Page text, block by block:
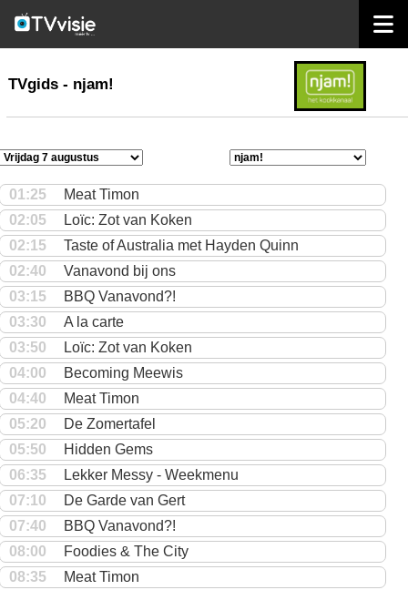
TVgids
TVgids - njam!
01:25
Meat Timon
02:05
Loïc: Zot van Koken
02:15
Taste of Australia met Hayden Quinn
02:40
Vanavond bij ons
03:15
BBQ Vanavond?!
03:30
A la carte
03:50
Loïc: Zot van Koken
04:00
Becoming Meewis
04:40
Meat Timon
05:20
De Zomertafel
05:50
Hidden Gems
06:35
Lekker Messy - Weekmenu
07:10
De Garde van Gert
07:40
BBQ Vanavond?!
08:00
Foodies & The City
08:35
Meat Timon